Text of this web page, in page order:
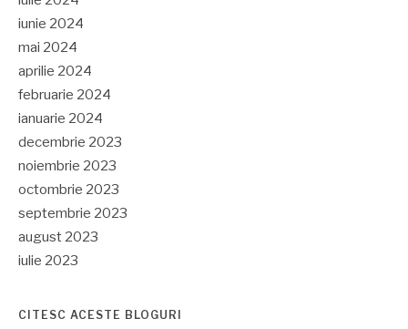
iunie 2024
mai 2024
aprilie 2024
februarie 2024
ianuarie 2024
decembrie 2023
noiembrie 2023
octombrie 2023
septembrie 2023
august 2023
iulie 2023
CITESC ACESTE BLOGURI